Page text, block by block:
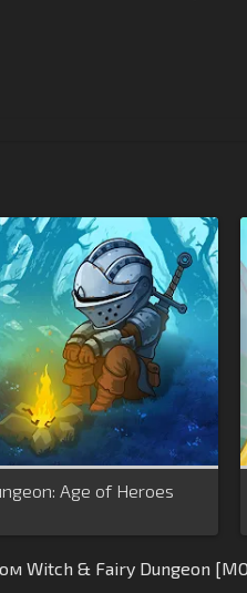
Age of Heroes
Witch & Fairy Dungeon